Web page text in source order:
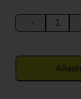
-
Oso
con
cm